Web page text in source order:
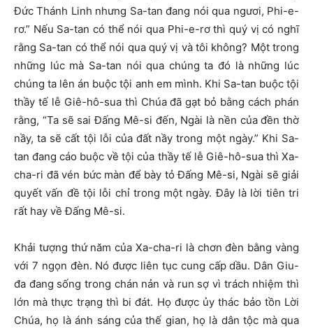
Đức Thánh Linh nhưng Sa-tan đang nói qua ngươi, Phi-e-
rơ.” Nếu Sa-tan có thể nói qua Phi-e-rơ thì quý vị có nghĩ
rằng Sa-tan có thể nói qua quý vị và tôi không? Một trong
những lúc mà Sa-tan nói qua chúng ta đó là những lúc
chúng ta lên án buộc tội anh em mình. Khi Sa-tan buộc tội
thầy tế lễ Giê-hô-sua thì Chúa đã gạt bỏ bằng cách phán
rằng, “Ta sẽ sai Đấng Mê-si đến, Ngài là nền của đền thờ
nầy, ta sẽ cất tội lỗi của đất nầy trong một ngày.” Khi Sa-
tan đang cáo buộc về tội của thầy tế lễ Giê-hô-sua thì Xa-
cha-ri đã vén bức màn để bày tỏ Đấng Mê-si, Ngài sẽ giải
quyết vấn đề tội lỗi chỉ trong một ngày. Đây là lời tiên tri
rất hay về Đấng Mê-si.
Khải tượng thứ năm của Xa-cha-ri là chơn đèn bằng vàng
với 7 ngọn đèn. Nó được liên tục cung cấp dầu. Dân Giu-
đa đang sống trong chán nản và run sợ vì trách nhiệm thì
lớn mà thực trạng thì bi đát. Họ được ủy thác bảo tồn Lời
Chúa, họ là ánh sáng của thế gian, họ là dân tộc mà qua